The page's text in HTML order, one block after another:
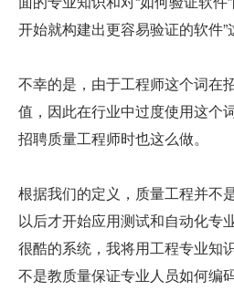
开始就构建出更容易验证的软件”
不幸的是，由于工程师这个词在
值，因此在行业中过度使用这个
招聘质量工程师时也这么做。
根据我们的定义，质量工程并不
以后才开始应用测试和自动化专
很酷的系统，我将用工程专业知
不是教质量保证专业人员如何编